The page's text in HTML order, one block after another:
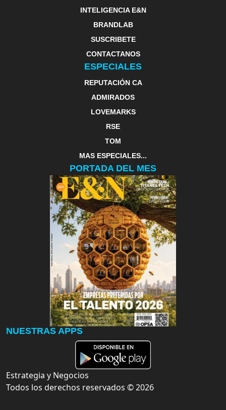
INTELIGENCIA E&N
BRANDLAB
SUSCRIBETE
CONTACTANOS
ESPECIALES
REPUTACIÓN CA
ADMIRADOS
LOVEMARKS
RSE
TOM
MAS ESPECIALES...
PORTADA DEL MES
NUESTRAS APPS
Estrategia y Negocios
Todos los derechos reservados ©2026